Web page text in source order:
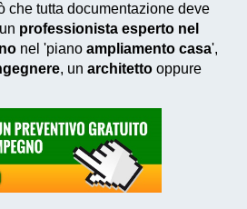
che tutta documentazione deve
professionista esperto nel
nel 'piano ampliamento casa',
, un architetto oppure